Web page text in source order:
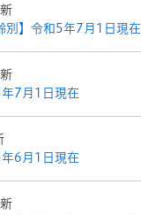
別】令和5年7月1日現在
7月1日現在
6月1日現在